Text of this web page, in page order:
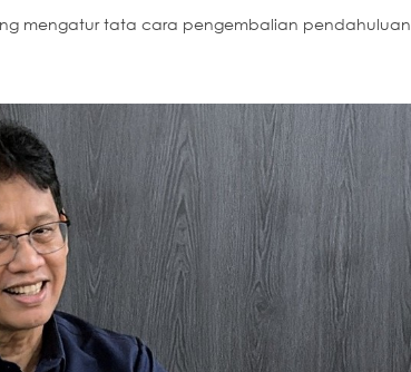
mengatur tata cara pengembalian pendahuluan